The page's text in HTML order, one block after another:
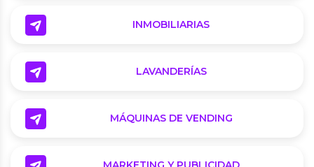
INMOBILIARIAS
LAVANDERÍAS
MÁQUINAS DE VENDING